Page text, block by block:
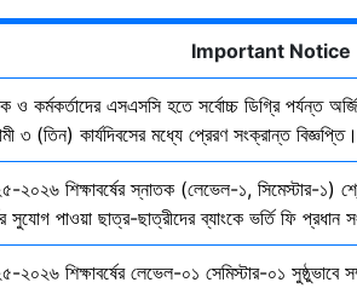
Important Notice
ও কর্মকর্তাদের এসএসসি হতে সর্বোচ্চ ডিগ্রি পর্যন্ত
৩ (তিন) কার্যদিবসের মধ্যে প্রেরণ সংক্রান্ত বিজ্ঞপ্তি।
২০২৬ শিক্ষাবর্ষের স্নাতক (লেভেল-১, সিমেস্টার-১)
সুযোগ পাওয়া ছাত্র-ছাত্রীদের ব্যাংকে ভর্তি ফি প্রধান
২০২৬ শিক্ষাবর্ষের লেভেল-০১ সেমিস্টার-০১ সুষ্ঠুভাবে